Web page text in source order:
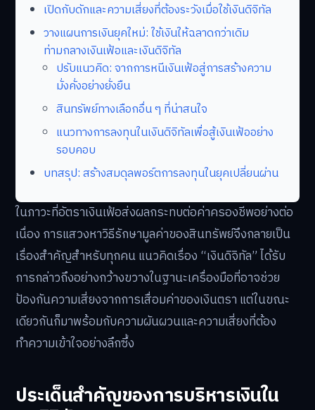
เปิดกับดักและความเสี่ยงที่ต้องระวังเมื่อใช้เงินดิจิทัล
วางแผนการเงินยุคใหม่: ใช้เงินให้ฉลาดกว่าเดิม
ท่ามกลางเงินเฟ้อและเงินดิจิทัล
ปรับแนวคิด: จากการหนีเงินเฟ้อสู่การสร้างความ
มั่งคั่งอย่างยั่งยืน
สินทรัพย์ทางเลือกอื่น ๆ ที่น่าสนใจ
แนวทางการลงทุนในเงินดิจิทัลเพื่อสู้เงินเฟ้ออย่าง
รอบคอบ
บทสรุป: สร้างสมดุลพอร์ตการลงทุนในยุคเปลี่ยนผ่าน
ในภาวะที่อัตราเงินเฟ้อส่งผลกระทบต่อค่าครองชีพอย่างต่อ
เนื่อง การแสวงหาวิธีรักษามูลค่าของสินทรัพย์จึงกลายเป็น
เรื่องสำคัญสำหรับทุกคน แนวคิดเรื่อง “เงินดิจิทัล” ได้รับ
การกล่าวถึงอย่างกว้างขวางในฐานะเครื่องมือที่อาจช่วย
ป้องกันความเสี่ยงจากการเสื่อมค่าของเงินตรา แต่ในขณะ
เดียวกันก็มาพร้อมกับความผันผวนและความเสี่ยงที่ต้อง
ทำความเข้าใจอย่างลึกซึ้ง
ประเด็นสำคัญของการบริหารเงินใน